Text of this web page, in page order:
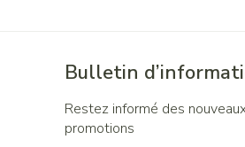
Bulletin
Restez informé des
promotions